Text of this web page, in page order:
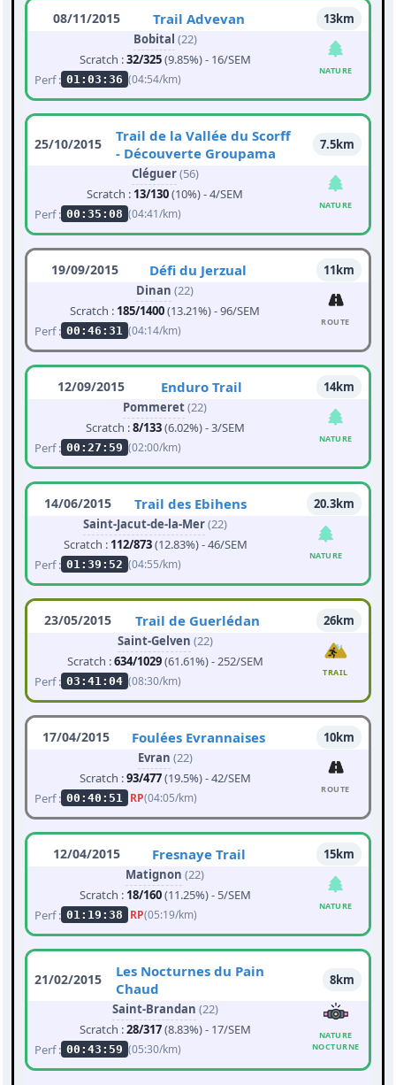
08/11/2015 Trail Advevan
13km
Bobital (22)
Scratch :32/325(9.85%) - 16/SEM
Perf : 01:03:36 (04:54/km)
NATURE
25/10/2015
Trail de la Vallée du Scorff
- Découverte Groupama
7.5km
Cléguer(56)
Scratch : 13/130(10%) - 4/SEM
Perf : 00:35:08 (04:41/km)
NATURE
19/09/2015 Défi du Jerzual
11km
Dinan (22)
Scratch : 185/1400(13.21%) - 96/SEM
Perf : 00:46:31 (04:14/km)
ROUTE
12/09/2015 Enduro Trail
14km
Pommeret(22)
Scratch :8/133(6.02%) - 3/SEM
Perf : 00:27:59 (02:00/km)
NATURE
14/06/2015 Trail des Ebihens
20.3km
Saint-Jacut-de-la-Mer(22)
Scratch : 112/873(12.83%) - 46/SEM
Perf : 01:39:52 (04:55/km)
NATURE
23/05/2015 Trail de Guerlédan
26km
Saint-Gelven (22)
Scratch :634/1029(61.61%) - 252/SEM
Perf : 03:41:04 (08:30/km)
TRAIL
17/04/2015 Foulées Evrannaises
10km
Evran (22)
Scratch :93/477(19.5%) - 42/SEM
Perf : 00:40:51 RP(04:05/km)
ROUTE
12/04/2015 Fresnaye Trail
15km
Matignon (22)
Scratch : 18/160(11.25%) - 5/SEM
Perf : 01:19:38 RP(05:19/km)
NATURE
21/02/2015
Les Nocturnes du Pain
Chaud
8km
Saint-Brandan (22)
Scratch :28/317(8.83%) - 17/SEM
Perf : 00:43:59 (05:30/km)
NATURE
NOCTURNE